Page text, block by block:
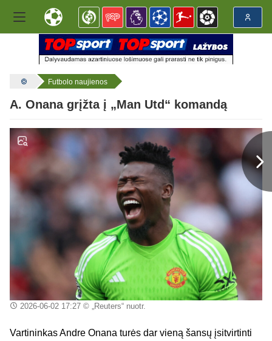
Futbolo naujienos
A. Onana grįžta į „Man Utd“ komandą
2026-06-02 17:27© „Reuters“ nuotr.
Vartininkas Andre Onana turės dar vieną šansų įsitvirtinti